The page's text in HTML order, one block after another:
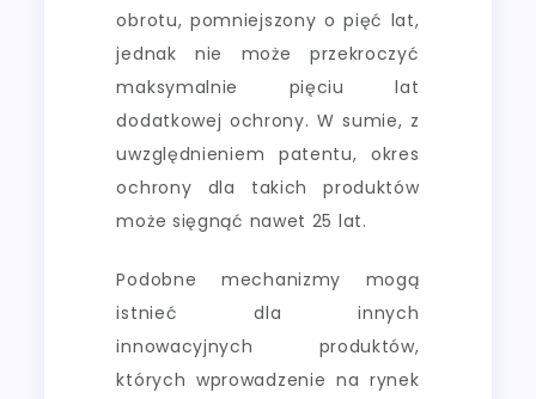
obrotu, pomniejszony o pięć lat,
jednak nie może przekroczyć
maksymalnie pięciu lat
dodatkowej ochrony. W sumie, z
uwzględnieniem patentu, okres
ochrony dla takich produktów
może sięgnąć nawet 25 lat.
Podobne mechanizmy mogą
istnieć dla innych
innowacyjnych produktów,
których wprowadzenie na rynek